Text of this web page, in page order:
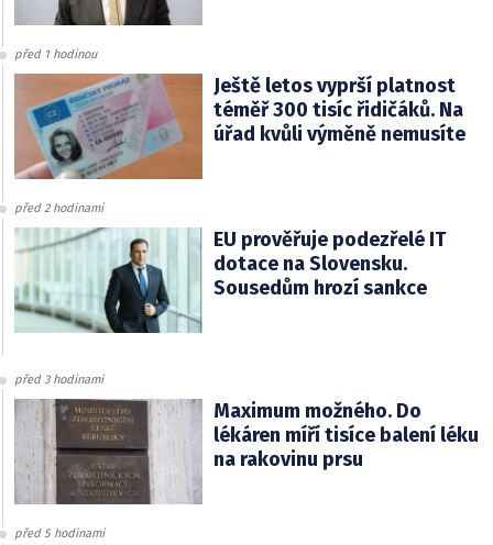
před 1 hodinou
Ještě letos vyprší platnost
téměř 300 tisíc řidičáků. Na
úřad kvůli výměně nemusíte
před 2 hodinami
EU prověřuje podezřelé IT
dotace na Slovensku.
Sousedům hrozí sankce
před 3 hodinami
Maximum možného. Do
lékáren míří tisíce balení léku
na rakovinu prsu
před 5 hodinami